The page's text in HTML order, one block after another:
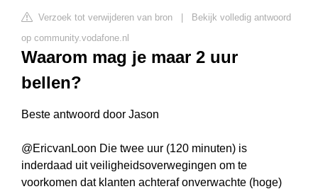
Verzoek tot verwijderen van bron
Bekijk volledig antwoord
op community.vodafone.nl
Waarom mag je maar 2 uur
bellen?
Beste antwoord door Jason
@EricvanLoon Die twee uur (120 minuten) is
inderdaad uit veiligheidsoverwegingen om te
voorkomen dat klanten achteraf onverwachte (hoge)